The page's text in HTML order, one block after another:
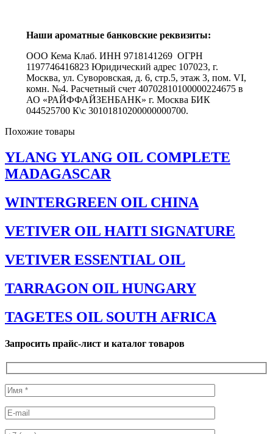
Наши ароматные банковские реквизиты:
ООО Кема Клаб. ИНН 9718141269 ОГРН
1197746416823 Юридический адрес 107023, г.
Москва, ул. Суворовская, д. 6, стр.5, этаж 3, пом. VI,
комн. №4. Расчетный счет 40702810100000224675 в
АО «РАЙФФАЙЗЕНБАНК» г. Москва БИК
044525700 К\с 30101810200000000700.
Похожие товары
YLANG YLANG OIL COMPLETE
MADAGASCAR
WINTERGREEN OIL CHINA
VETIVER OIL HAITI SIGNATURE
VETIVER ESSENTIAL OIL
TARRAGON OIL HUNGARY
TAGETES OIL SOUTH AFRICA
Запросить прайс-лист и каталог товаров